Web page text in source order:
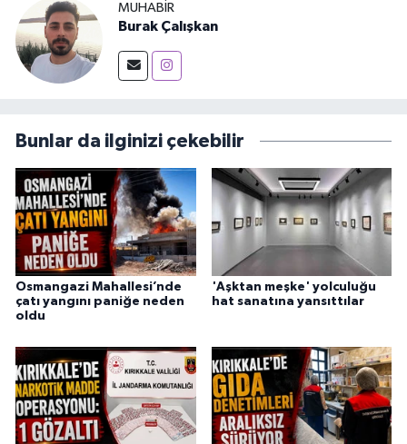
MUHABIR
Burak Çalışkan
Bunlar da ilginizi çekebilir
Osmangazi Mahallesi’nde
çatı yangını paniğe neden
oldu
'Aşktan meşke' yolculuğu
hat sanatına yansıttılar